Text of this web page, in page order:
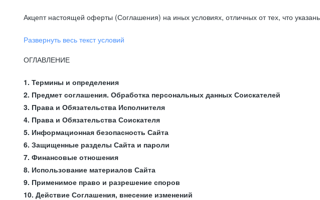
Акцепт настоящей оферты (Соглашения) на иных условиях, отличных от тех, что
Развернуть весь текст условий
ОГЛАВЛЕНИЕ
1. Термины и определения
2. Предмет соглашения. Обработка персональных данных Соискателей
3. Права и Обязательства Исполнителя
4. Права и Обязательства Соискателя
5. Информационная безопасность Сайта
6. Защищенные разделы Сайта и пароли
7. Финансовые отношения
8. Использование материалов Сайта
9. Применимое право и разрешение споров
10. Действие Соглашения, внесение изменений